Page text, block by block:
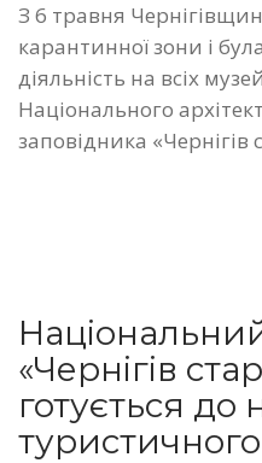
З 6 травня
карантинної зони і
діяльність на всіх
Національного
заповідника «Чернігів
«Чернігів
готується до